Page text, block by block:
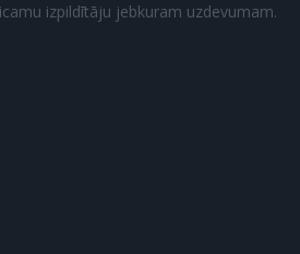
izpildītāju jebkuram uzdevumam.